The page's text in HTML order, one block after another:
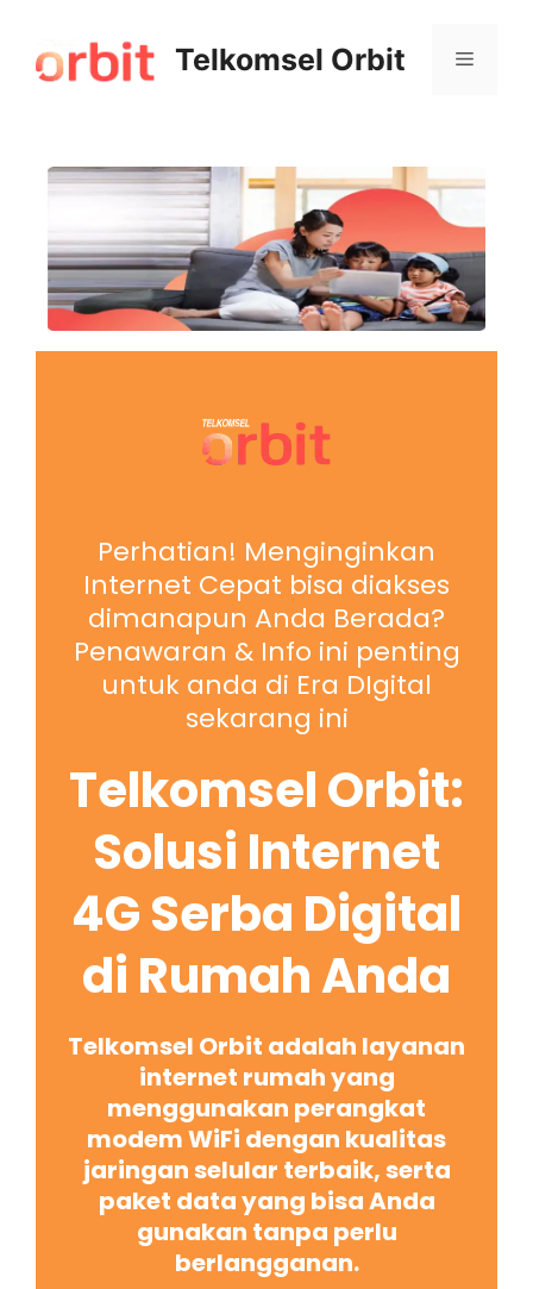
Telkomsel Orbit
Perhatian! Menginginkan
Internet Cepat bisa diakses
dimanapun Anda Berada?
Penawaran & Info ini penting
untuk anda di Era DIgital
sekarang ini
Telkomsel Orbit:
Solusi Internet
4G Serba Digital
di Rumah Anda
Telkomsel Orbit adalah layanan
internet rumah yang
menggunakan perangkat
modem WiFi dengan kualitas
jaringan selular terbaik, serta
paket data yang bisa Anda
gunakan tanpa perlu
berlangganan.